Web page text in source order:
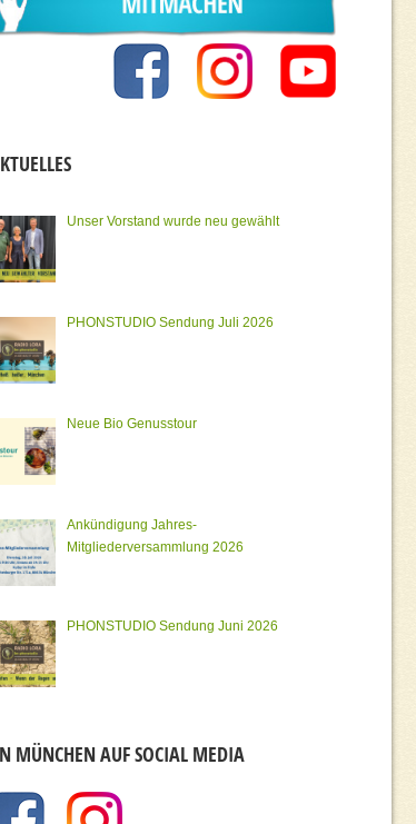
Unser Vorstand wurde neu gewählt
PHONSTUDIO Sendung Juli 2026
Neue Bio Genusstour
Ankündigung Jahres-
Mitgliederversammlung 2026
PHONSTUDIO Sendung Juni 2026
MÜNCHEN AUF SOCIAL MEDIA